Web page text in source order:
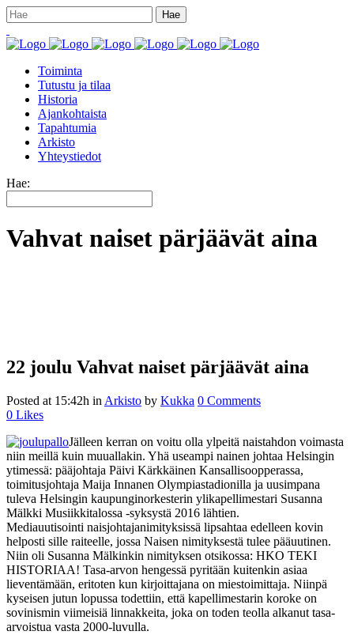
Toiminta
Tutustu ja tilaa
Historia
Ajankohtaista
Tapahtumia
Arkisto
Yhteystiedot
Hae:
Vahvat naiset pärjäävät aina
22 joulu Vahvat naiset pärjäävät aina
Posted at 15:42h in Arkisto by Kukka 0 Comments
0 Likes
Jälleen kerran on voitu olla ylpeitä naistahdon voimasta
niin meillä kuin muuallakin. Yhä useampi nainen johtaa Helsingin
ytimessä: pääjohtaja Päivi Kärkkäinen Kansallisoopperassa,
toimitusjohtaja Maija Innanen Olympiastadionilla ja uusimpana
tuleva Helsingin kaupunginorkesterin ylikapellimestari Susanna
Mälkki Musiikkitalossa -syksystä 2016 lähtien.
Mediauutisointi naisjohtajanimityksissä lipsahtaa edelleen kovin
helposti sille raiteelle, jossa Naisen nimityksestä tulee pääuutinen.
Niin oli Susanna Mälkinkin nimityksen otsikossa: HKO TEKI
HISTORIAA! Tasa-arvon hengessä pyritään kuitenkin asiaa
lieventämään, eritoten kun kirjoittajana on miestoimittaja. Niinpä
kyseisen jutun lopussa todettiin, että kapellimestarin koroke on
sovinismin viimeisiä linnakkeita, joka on toden teolla alkanut tasa-
arvoistua vasta 2000-luvulla.